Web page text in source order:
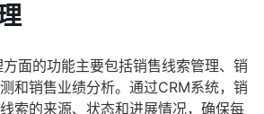
面的功能主要包括销售线索管理、销
和销售业绩分析。通过CRM系统，销
索的来源、状态和进展情况，确保每